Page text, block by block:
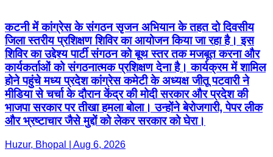
कटनी में कांग्रेस के संगठन सृजन अभियान के तहत दो दिवसीय
जिला स्तरीय प्रशिक्षण शिविर का आयोजन किया जा रहा है। इस
शिविर का उद्देश्य पार्टी संगठन को बूथ स्तर तक मजबूत करना और
कार्यकर्ताओं को संगठनात्मक प्रशिक्षण देना है। कार्यक्रम में शामिल
होने पहुंचे मध्य प्रदेश कांग्रेस कमेटी के अध्यक्ष जीतू पटवारी ने
मीडिया से चर्चा के दौरान केंद्र की मोदी सरकार और प्रदेश की
भाजपा सरकार पर तीखा हमला बोला। उन्होंने बेरोजगारी, पेपर लीक
और भ्रष्टाचार जैसे मुद्दों को लेकर सरकार को घेरा।
Huzur, Bhopal | Aug 6, 2026